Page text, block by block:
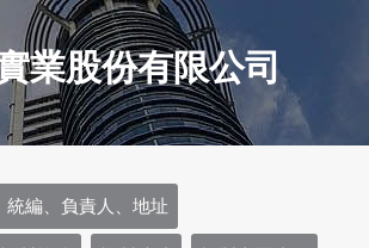
業股份有限公司
編、負責人、地址